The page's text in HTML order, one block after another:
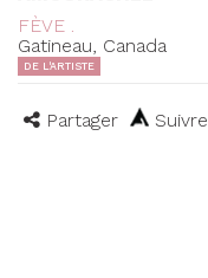
FÈVE .
Gatineau, Canada
DE L'ARTISTE
Partager Suivre